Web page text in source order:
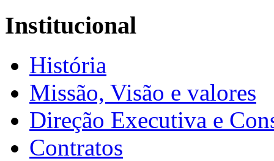
Institucional
História
Missão, Visão e valores
Direção Executiva e
Contratos